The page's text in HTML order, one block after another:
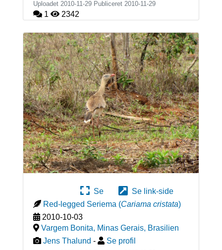
Uploadet 2010-11-29 Publiceret 2010-11-29
1 2342
Se
Se link-side
Red-legged Seriema (Cariama cristata)
2010-10-03
Vargem Bonita, Minas Gerais, Brasilien
Jens Thalund - Se profil